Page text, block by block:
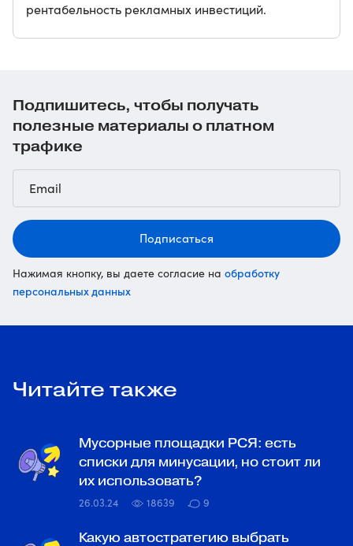
рентабельность рекламных инвестиций.
Подпишитесь, чтобы получать
полезные материалы о платном
трафике
Подписаться
Нажимая кнопку, вы даете согласие на обработку
персональных данных
Читайте также
Мусорные площадки РСЯ: есть
списки для минусации, но стоит ли
их использовать?
26.03.24 18639 9
Какую автостратегию выбрать